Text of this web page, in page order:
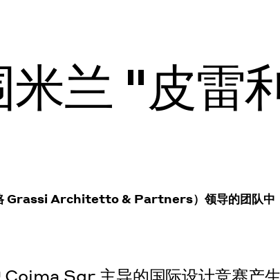
兰 "皮雷
Grassi Architetto & Partners）领导的团队中
Sgr 主导的国际设计竞赛产